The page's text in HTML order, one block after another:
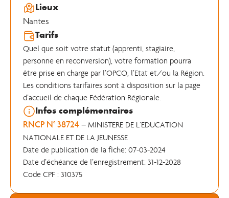
Lieux
Nantes
Tarifs
Quel que soit votre statut (apprenti, stagiaire,
personne en reconversion), votre formation pourra
être prise en charge par l’OPCO, l’Etat et/ou la Région.
Les conditions tarifaires sont à disposition sur la page
d’accueil de chaque Fédération Régionale.
Infos complémentaires
RNCP N° 38724 – MINISTERE DE L’EDUCATION
NATIONALE ET DE LA JEUNESSE
Date de publication de la fiche: 07-03-2024
Date d’échéance de l’enregistrement: 31-12-2028
Code CPF : 310375